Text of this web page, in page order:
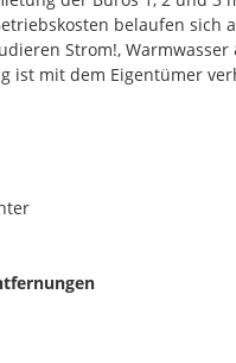
belaufen sich
Strom!, Warmwasser
ist mit dem Eigentümer
zur Verfügung:
| +43 660 117 9020 |